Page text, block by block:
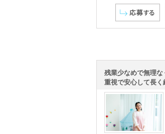
残業少なめで無理
重視で安心して長